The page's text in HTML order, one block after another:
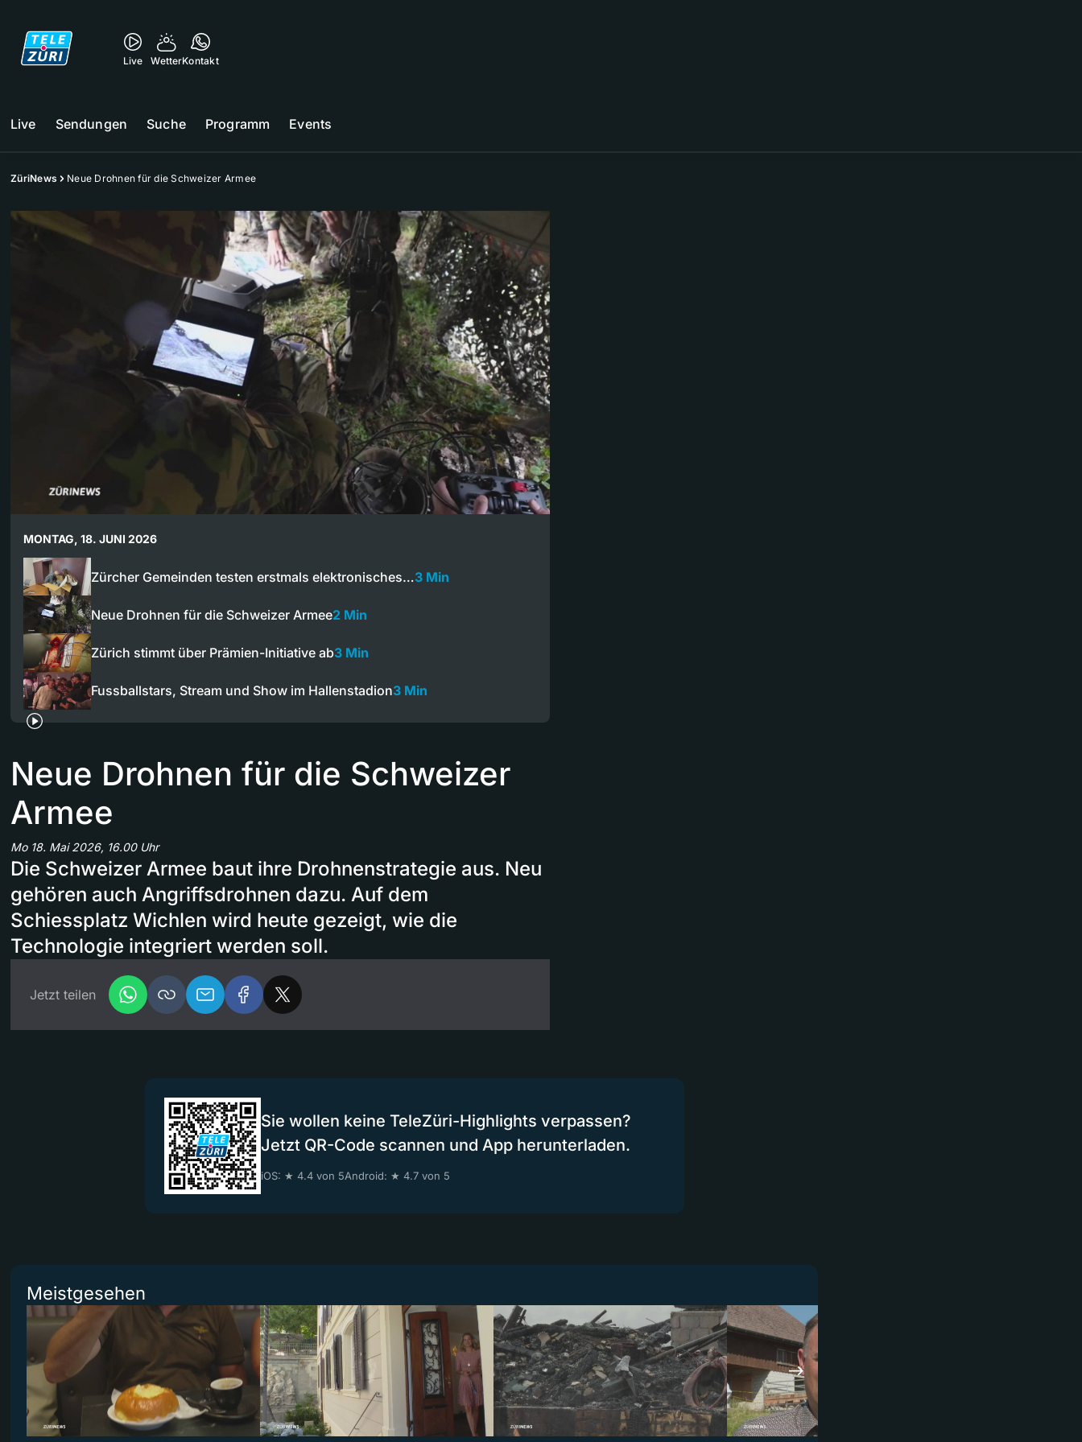
Live WetterKontakt
Live Sendungen Suche Programm Events
ZüriNews Neue Drohnen für die Schweizer Armee
MONTAG, 18. JUNI 2026
Zürcher Gemeinden testen erstmals elektronisches…3 Min
Neue Drohnen für die Schweizer Armee2 Min
Zürich stimmt über Prämien-Initiative ab3 Min
Fussballstars, Stream und Show im Hallenstadion3 Min
Neue Drohnen für die Schweizer
Armee
Mo 18. Mai 2026, 16.00 Uhr
Die Schweizer Armee baut ihre Drohnenstrategie aus. Neu
gehören auch Angriffsdrohnen dazu. Auf dem
Schiessplatz Wichlen wird heute gezeigt, wie die
Technologie integriert werden soll.
Jetzt teilen
Sie wollen keine TeleZüri-Highlights verpassen?
Jetzt QR-Code scannen und App herunterladen.
iOS: ★ 4.4 von 5Android: ★ 4.7 von 5
Meistgesehen